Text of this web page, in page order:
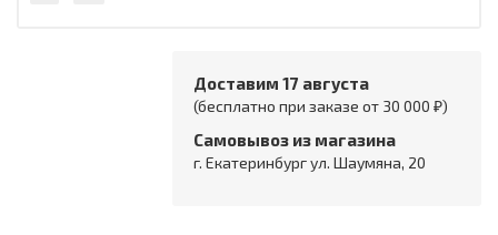
Доставим 17 августа
(бесплатно при заказе от 30 000 ₽)
Самовывоз из магазина
г. Екатеринбург ул. Шаумяна, 20